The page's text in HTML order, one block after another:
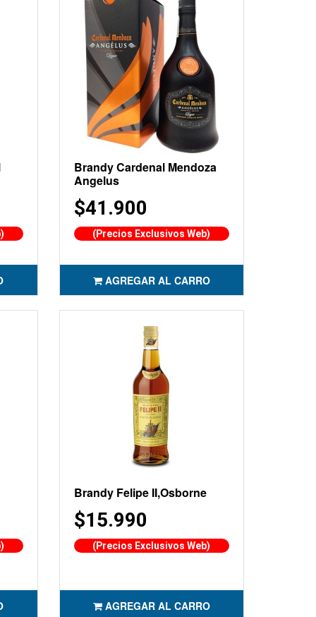
Brandy Cardenal Mendoza
Angelus
$41.900
(Precios Exclusivos Web)
AGREGAR AL CARRO
Brandy Felipe II,Osborne
$15.990
(Precios Exclusivos Web)
AGREGAR AL CARRO